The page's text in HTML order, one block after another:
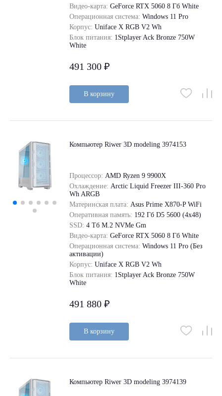
Видео-карта: GeForce RTX 5060 8 Гб White
Операционная система: Windows 11 Pro
Корпус: Uniface X RGB V2 Wh
Блок питания: 1Stplayer Ack Bronze 750W
White
491 300 ₽
В корзину
Компьютер Riwer 3D modeling 3974153
Процессор: AMD Ryzen 9 9900X
Охлаждение: Arctic Liquid Freezer III-360 Pro
Wh ARGB
Материнская плата: Asus Prime X870-P WiFi
Оперативная память: 192 Гб D5 5600 (4х48)
SSD: 4 Tб M.2 NVMe Gm
Видео-карта: GeForce RTX 5060 8 Гб White
Операционная система: Windows 11 Pro (Без
активации)
Корпус: Uniface X RGB V2 Wh
Блок питания: 1Stplayer Ack Bronze 750W
White
491 880 ₽
В корзину
Компьютер Riwer 3D modeling 3974139